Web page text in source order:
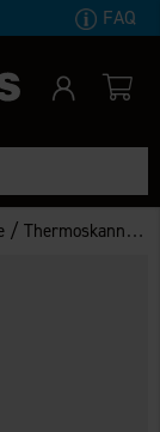
FAQ
/Thermoskanne Light & Compact 0,5L